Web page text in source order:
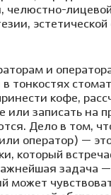
челюстно-
и
тонкостях
кофе,
или записать на
Дело в том,
оператор) —
который
задача —
может